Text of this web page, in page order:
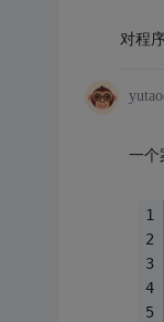
对程
一个